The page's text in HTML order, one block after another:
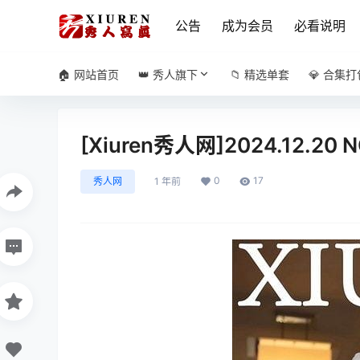
公告 成为会员 必看说明
🏠 网站首页 👑 秀人旗下 📁 精选单套 💎 合集打
[Xiuren秀人网]2024.12.20
秀人网 1 年前 0 17